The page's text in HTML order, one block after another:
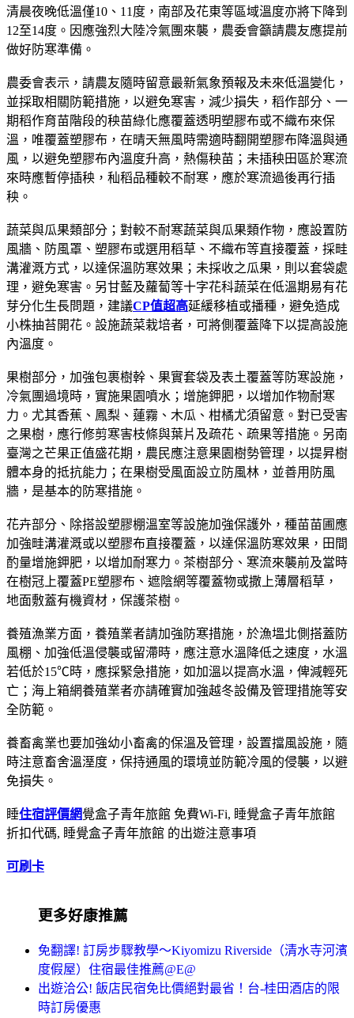
清晨夜晚低溫僅10、11度，南部及花東等區域溫度亦將下降到
12至14度。因應強烈大陸冷氣團來襲，農委會籲請農友應提前
做好防寒準備。
農委會表示，請農友隨時留意最新氣象預報及未來低溫變化，
並採取相關防範措施，以避免寒害，減少損失，稻作部分、一
期稻作育苗階段的秧苗綠化應覆蓋透明塑膠布或不織布來保
溫，唯覆蓋塑膠布，在晴天無風時需適時翻開塑膠布降溫與通
風，以避免塑膠布內溫度升高，熱傷秧苗；未插秧田區於寒流
來時應暫停插秧，秈稻品種較不耐寒，應於寒流過後再行插
秧。
蔬菜與瓜果類部分；對較不耐寒蔬菜與瓜果類作物，應設置防
風牆、防風罩、塑膠布或選用稻草、不織布等直接覆蓋，採畦
溝灌溉方式，以達保溫防寒效果；未採收之瓜果，則以套袋處
理，避免寒害。另甘藍及蘿蔔等十字花科蔬菜在低溫期易有花
芽分化生長問題，建議CP值超高延緩移植或播種，避免造成
小株抽苔開花。設施蔬菜栽培者，可將側覆蓋降下以提高設施
內溫度。
果樹部分，加強包裹樹幹、果實套袋及表土覆蓋等防寒設施，
冷氣團過境時，實施果園噴水；增施鉀肥，以增加作物耐寒
力。尤其香蕉、鳳梨、蓮霧、木瓜、柑橘尤須留意。對已受害
之果樹，應行修剪寒害枝條與葉片及疏花、疏果等措施。另南
臺灣之芒果正值盛花期，農民應注意果園樹勢管理，以提昇樹
體本身的抵抗能力；在果樹受風面設立防風林，並善用防風
牆，是基本的防寒措施。
花卉部分、除搭設塑膠棚溫室等設施加強保護外，種苗苗圃應
加強畦溝灌溉或以塑膠布直接覆蓋，以達保溫防寒效果，田間
酌量增施鉀肥，以增加耐寒力。茶樹部分、寒流來襲前及當時
在樹冠上覆蓋PE塑膠布、遮陰網等覆蓋物或撒上薄層稻草，
地面敷蓋有機資材，保護茶樹。
養殖漁業方面，養殖業者請加強防寒措施，於漁塭北側搭蓋防
風棚、加強低溫侵襲或留滯時，應注意水溫降低之速度，水溫
若低於15℃時，應採緊急措施，如加溫以提高水溫，俾減輕死
亡；海上箱網養殖業者亦請確實加強越冬設備及管理措施等安
全防範。
養畜禽業也要加強幼小畜禽的保溫及管理，設置擋風設施，隨
時注意畜舍溫溼度，保持通風的環境並防範冷風的侵襲，以避
免損失。
睡住宿評價網覺盒子青年旅館 免費Wi-Fi, 睡覺盒子青年旅館
折扣代碼, 睡覺盒子青年旅館 的出遊注意事項
可刷卡
更多好康推薦
免翻譯! 訂房步驟教學～Kiyomizu Riverside（清水寺河濱
度假屋）住宿最佳推薦@E@
出遊洽公! 飯店民宿免比價絕對最省！台-桂田酒店的限
時訂房優惠